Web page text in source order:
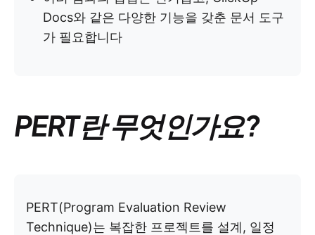
Docs와 같은 다양한 기능을 갖춘 문서 도구
가 필요합니다
PERT란 무엇인가요?
PERT(Program Evaluation Review
Technique)는 복잡한 프로젝트를 설계, 일정